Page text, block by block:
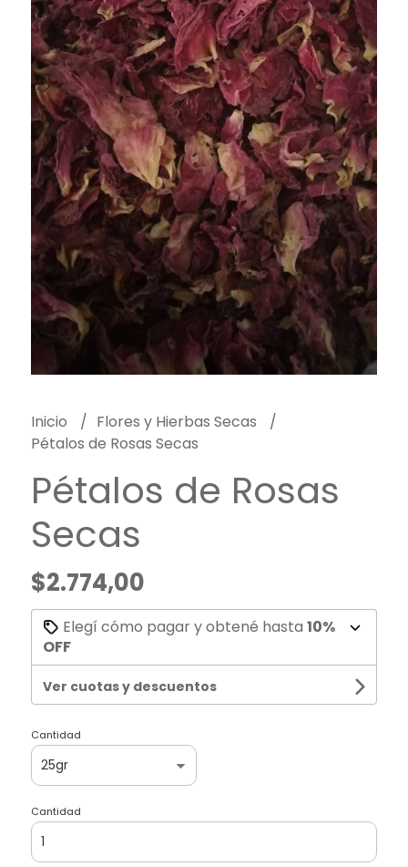
Inicio
Flores y Hierbas Secas
Pétalos de Rosas Secas
Pétalos de Rosas
Secas
$2.774,00
Elegí cómo pagar y obtené hasta 10%
OFF
Ver cuotas y descuentos
Cantidad
Cantidad